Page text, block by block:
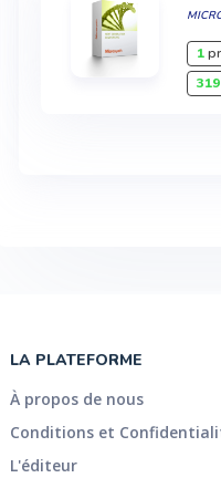
1
319
LA PLATEFORME
À propos de nous
Conditions et
L'éditeur